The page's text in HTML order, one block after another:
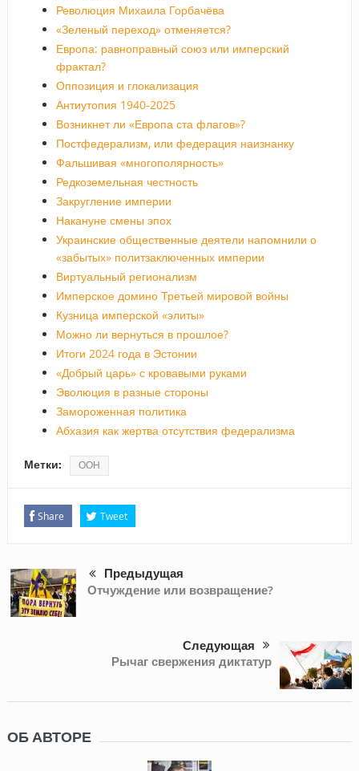
Революция Михаила Горбачёва
«Зеленый переход» отменяется?
Европа: равноправный союз или имперский
фрактал?
Оппозиция и глокализация
Антиутопия 1940-2025
Возникнет ли «Европа ста флагов»?
Постфедерализм, или федерация наизнанку
Фальшивая «многополярность»
Редкоземельная честность
Закругление империи
Накануне смены эпох
Украинские общественные деятели напомнили о
«забытых» политзаключенных империи
Виртуальный регионализм
Имперское домино Третьей мировой войны
Кузница имперской «элиты»
Можно ли вернуться в прошлое?
Итоги 2024 года в Эстонии
«Добрый царь» с кровавыми руками
Эволюция в разные стороны
Замороженная политика
Абхазия как жертва отсутствия федерализма
Метки: ООН
Share Tweet
Предыдущая
Отчуждение или возвращение?
Следующая
Рычаг свержения диктатур
ОБ АВТОРЕ